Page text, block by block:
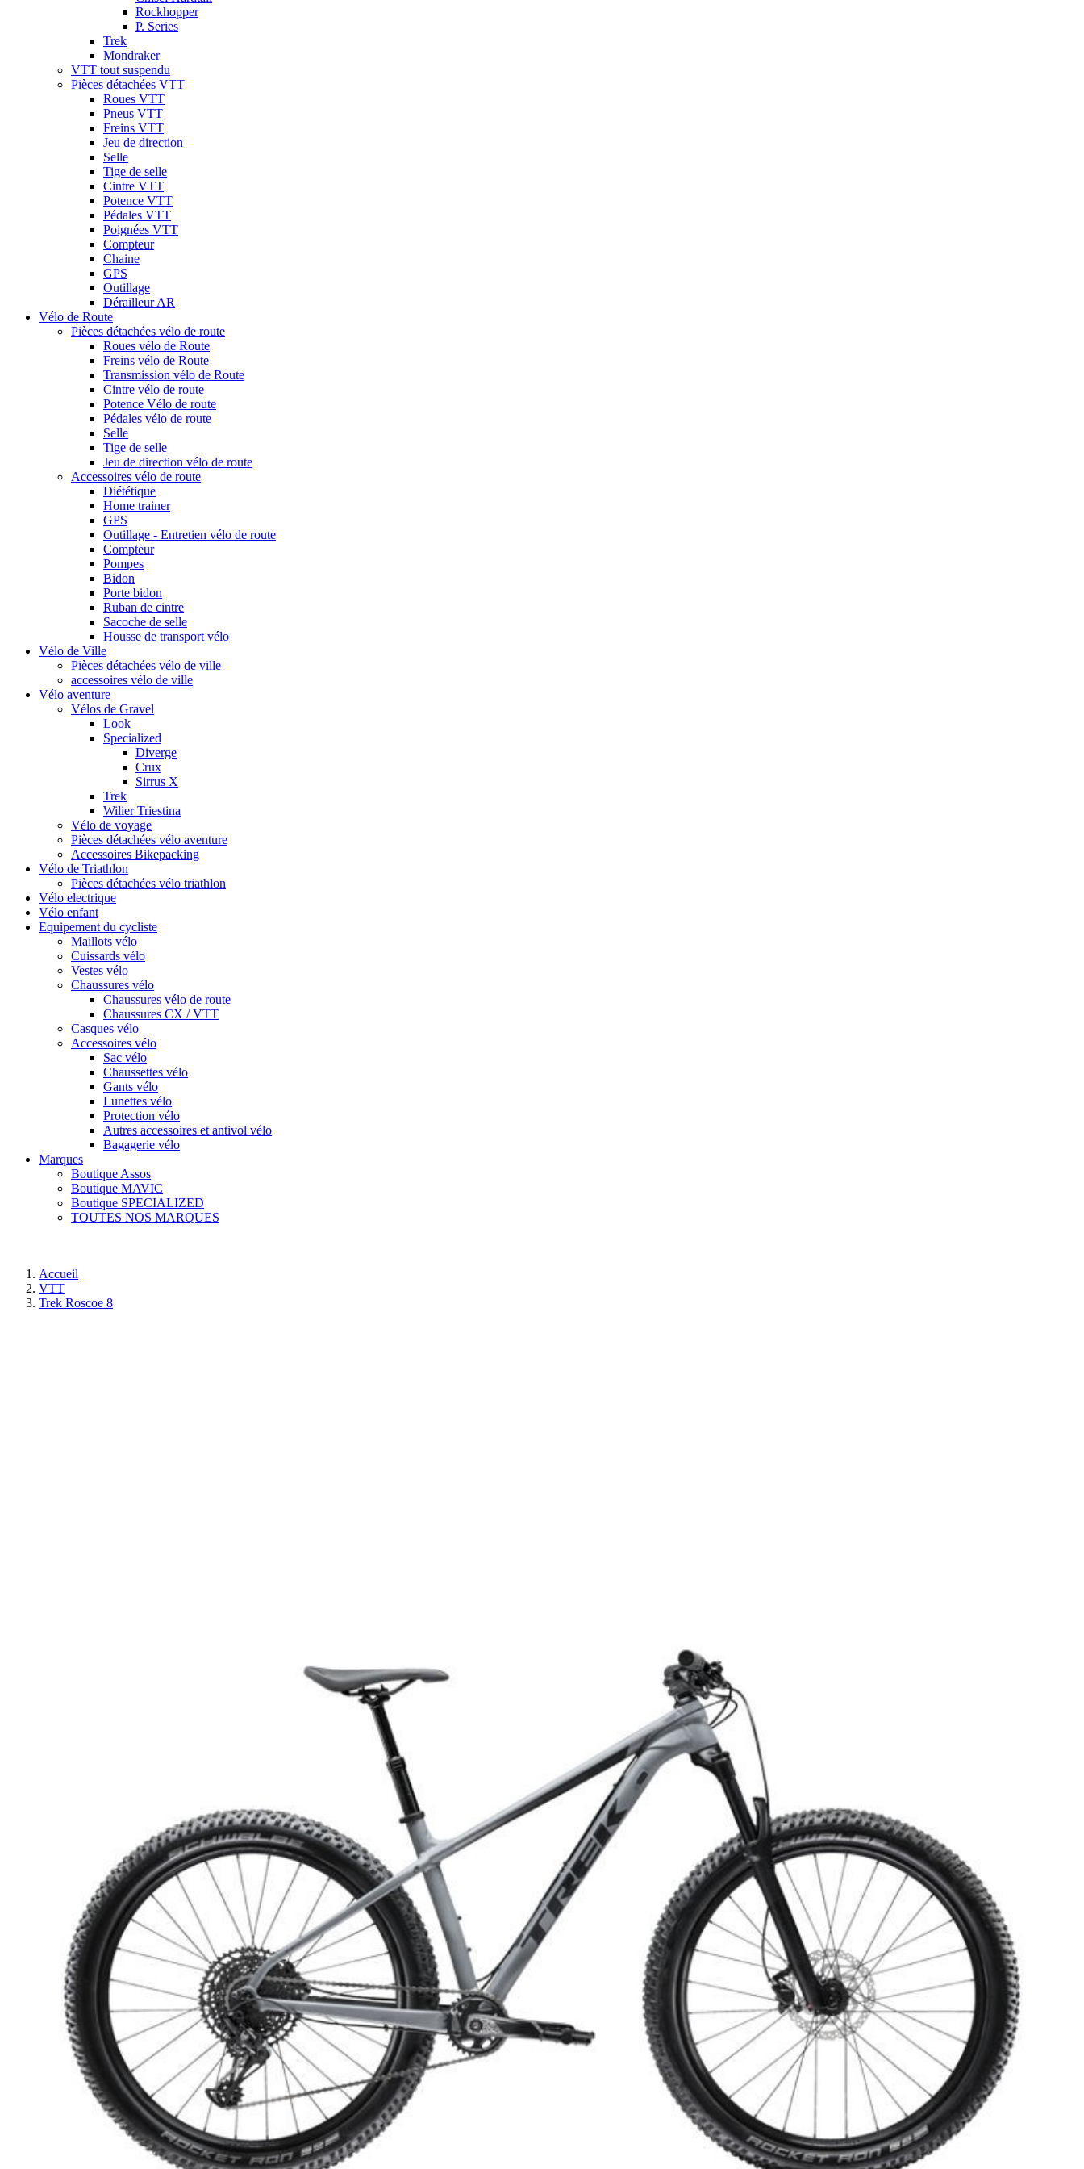
Rockhopper
P. Series
Trek
Mondraker
VTT tout suspendu
Pièces détachées VTT
Roues VTT
Pneus VTT
Freins VTT
Jeu de direction
Selle
Tige de selle
Cintre VTT
Potence VTT
Pédales VTT
Poignées VTT
Compteur
Chaine
GPS
Outillage
Dérailleur AR
Vélo de Route
Pièces détachées vélo de route
Roues vélo de Route
Freins vélo de Route
Transmission vélo de Route
Cintre vélo de route
Potence Vélo de route
Pédales vélo de route
Selle
Tige de selle
Jeu de direction vélo de route
Accessoires vélo de route
Diététique
Home trainer
GPS
Outillage - Entretien vélo de route
Compteur
Pompes
Bidon
Porte bidon
Ruban de cintre
Sacoche de selle
Housse de transport vélo
Vélo de Ville
Pièces détachées vélo de ville
accessoires vélo de ville
Vélo aventure
Vélos de Gravel
Look
Specialized
Diverge
Crux
Sirrus X
Trek
Wilier Triestina
Vélo de voyage
Pièces détachées vélo aventure
Accessoires Bikepacking
Vélo de Triathlon
Pièces détachées vélo triathlon
Vélo electrique
Vélo enfant
Equipement du cycliste
Maillots vélo
Cuissards vélo
Vestes vélo
Chaussures vélo
Chaussures vélo de route
Chaussures CX / VTT
Casques vélo
Accessoires vélo
Sac vélo
Chaussettes vélo
Gants vélo
Lunettes vélo
Protection vélo
Autres accessoires et antivol vélo
Bagagerie vélo
Marques
Boutique Assos
Boutique MAVIC
Boutique SPECIALIZED
TOUTES NOS MARQUES
Accueil
VTT
Trek Roscoe 8